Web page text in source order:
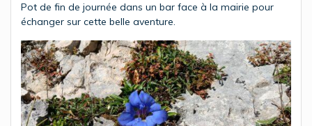
Pot de fin de journée dans un bar face à la mairie pour
échanger sur cette belle aventure.